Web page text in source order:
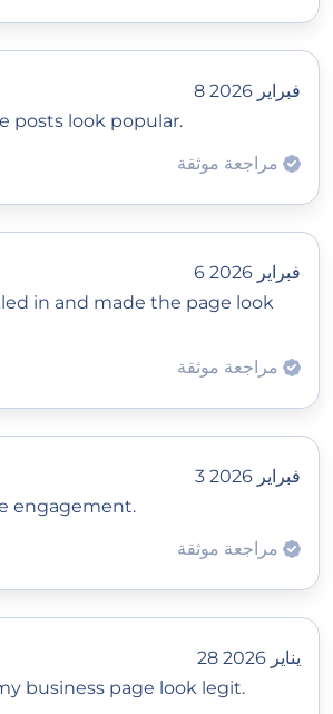
8 فبراير 2026
posts look popular.
6 فبراير 2026
in and made the page look
3 فبراير 2026
engagement.
28 يناير 2026
business page look legit.